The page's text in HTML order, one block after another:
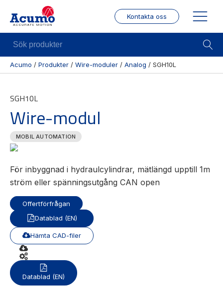
Kontakta oss
Se alla
kategorier
produkter
leverantörer
Vi hjälper gärna
till!
Sök
produkter
Acumo / Produkter / Wire-moduler / Analog / SGH10L
SGH10L
Wire-modul
MOBIL AUTOMATION
För inbyggnad i hydraulcylindrar, mätlängd upptill 1m
ström eller spänningsutgång CAN open
Offertförfrågan
Datablad (EN)
Hämta CAD-filer
Datablad (EN)